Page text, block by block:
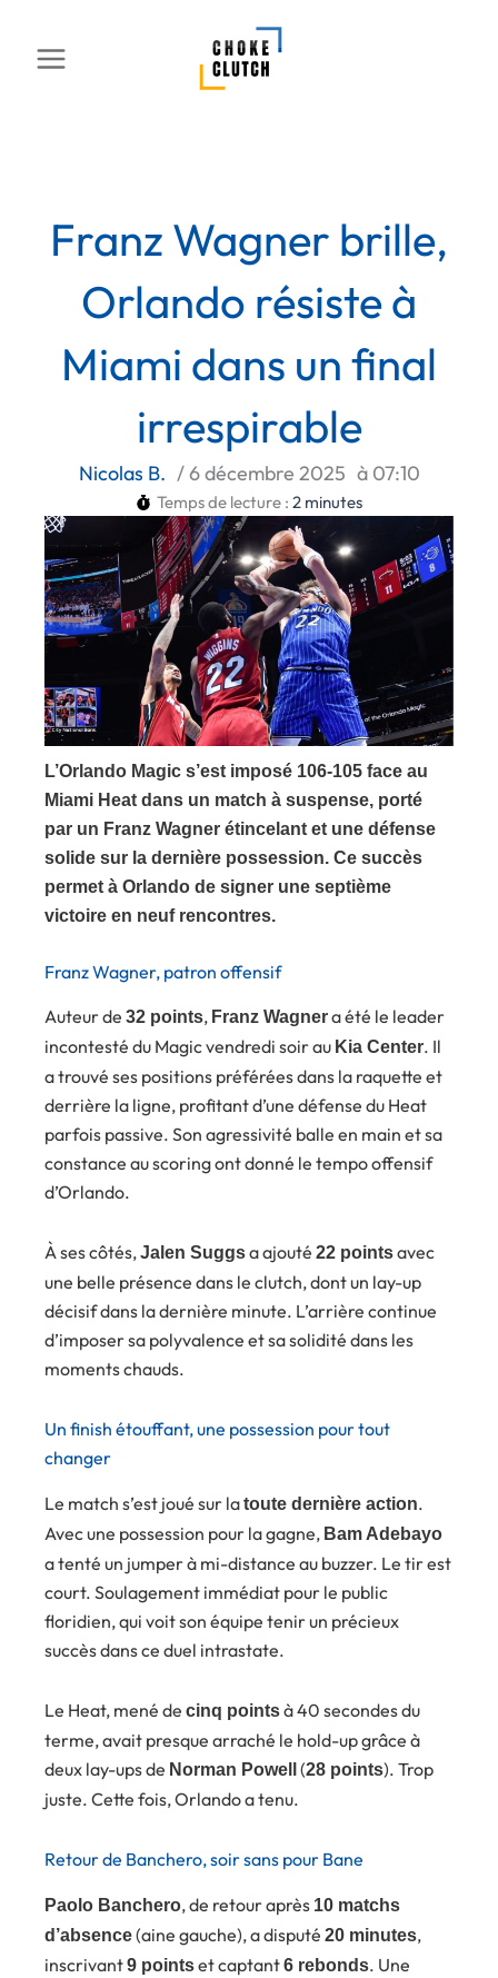
contenu
Franz Wagner brille,
Orlando résiste à
Miami dans un final
irrespirable
Nicolas B. /6 décembre 2025 à 07:10
Temps de lecture : 2 minutes
L’Orlando Magic s’est imposé 106-105 face au
Miami Heat dans un match à suspense, porté
par un Franz Wagner étincelant et une défense
solide sur la dernière possession. Ce succès
permet à Orlando de signer une septième
victoire en neuf rencontres.
Franz Wagner, patron offensif
Auteur de 32 points, Franz Wagnera été le leader
incontesté du Magic vendredi soir au Kia Center. Il
a trouvé ses positions préférées dans la raquette et
derrière la ligne, profitant d’une défense du Heat
parfois passive. Son agressivité balle en main et sa
constance au scoring ont donné le tempo offensif
d’Orlando.
À ses côtés,Jalen Suggsa ajouté 22 pointsavec
une belle présence dans le clutch, dont un lay-up
décisif dans la dernière minute. L’arrière continue
d’imposer sa polyvalence et sa solidité dans les
moments chauds.
Un finish étouffant, une possession pour tout
changer
Le match s’est joué sur latoute dernière action.
Avec une possession pour la gagne, Bam Adebayo
a tenté un jumper à mi-distance au buzzer. Le tir est
court. Soulagement immédiat pour le public
floridien, qui voit son équipe tenir un précieux
succès dans ce duel intrastate.
Le Heat, mené de cinq pointsà 40 secondes du
terme, avait presque arraché le hold-up grâce à
deux lay-ups de Norman Powell (28 points). Trop
juste. Cette fois, Orlando a tenu.
Retour de Banchero, soir sans pour Bane
Paolo Banchero, de retour après 10 matchs
d’absence(aine gauche), a disputé 20 minutes,
inscrivant9 pointset captant6 rebonds. Une